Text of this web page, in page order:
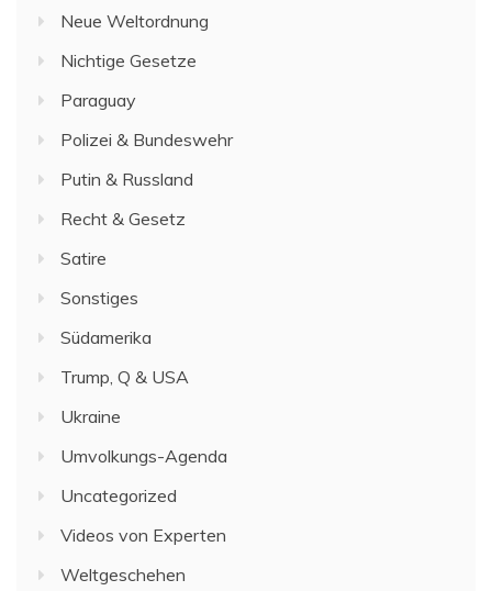
Neue Weltordnung
Nichtige Gesetze
Paraguay
Polizei & Bundeswehr
Putin & Russland
Recht & Gesetz
Satire
Sonstiges
Südamerika
Trump, Q & USA
Ukraine
Umvolkungs-Agenda
Uncategorized
Videos von Experten
Weltgeschehen